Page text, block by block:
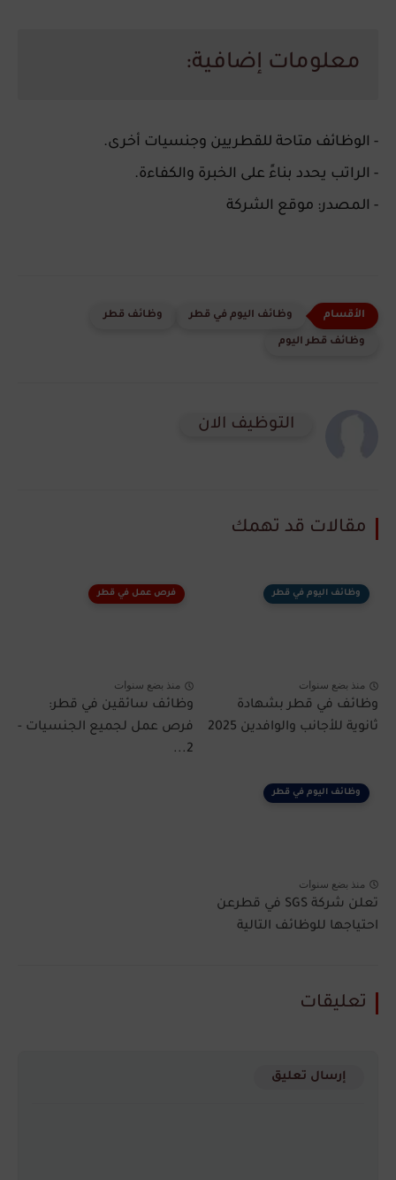
معلومات إضافية:
- الوظائف متاحة للقطريين وجنسيات أخرى.
- الراتب يحدد بناءً على الخبرة والكفاءة.
- المصدر: موقع الشركة
وظائف اليوم في قطر وظائف قطر
وظائف قطر اليوم
التوظيف الان
مقالات قد تهمك
وظائف اليوم في قطر
منذ بضع سنوات
وظائف في قطر بشهادة
ثانوية للأجانب والوافدين 2025
فرص عمل في قطر
منذ بضع سنوات
وظائف سائقين في قطر:
فرص عمل لجميع الجنسيات -
2...
وظائف اليوم في قطر
منذ بضع سنوات
تعلن شركة SGS في قطرعن
احتياجها للوظائف التالية
تعليقات
إرسال تعليق